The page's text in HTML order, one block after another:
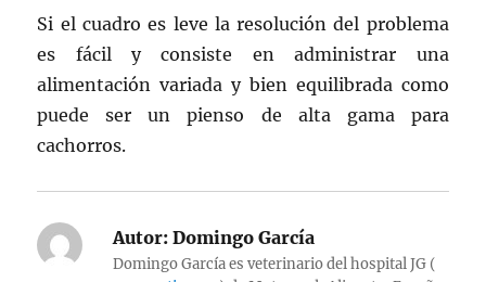
Si el cuadro es leve la resolución del problema
es fácil y consiste en administrar una
alimentación variada y bien equilibrada como
puede ser un pienso de alta gama para
cachorros.
Autor: Domingo García
Domingo García es veterinario del hospital JG (